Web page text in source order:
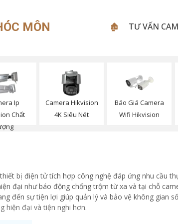
MÔN 🏚 TƯ VẤN
Ip
Chất
Camera Hikvision
4K Siêu Nét
Báo Giá Camera
Wifi Hikvision
bị điện tử tích hợp công nghệ đáp ứng nhu cầu
đại như báo động chống trộm từ xa và tại chỗ
đến sự tiện lợi giúp quản lý và bảo vệ không gian
hiện đại và tiện nghi hơn.